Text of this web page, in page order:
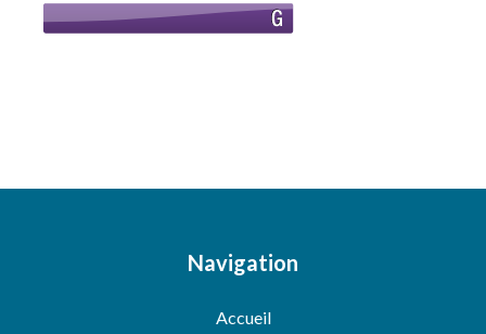
Navigation
Accueil